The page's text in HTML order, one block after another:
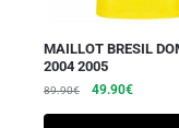
MAILLOT BRESIL
2004 2005
89.90€ 49.90€